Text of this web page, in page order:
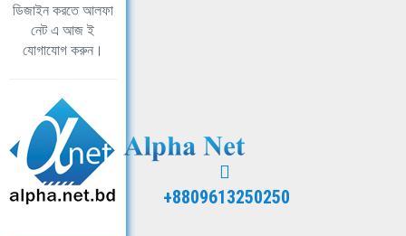
ডিজাইন করতে আলফা
নেট এ আজ ই
যোগাযোগ করুন।
+8809613250250